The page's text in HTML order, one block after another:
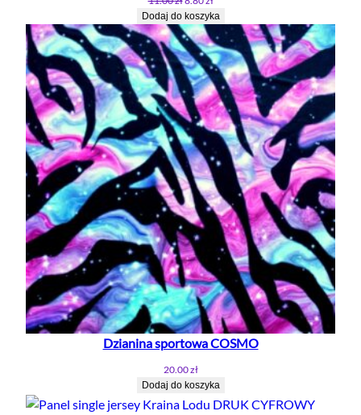
cena
wynosiła:
11.00 zł.
cena
wynosi:
8.80 zł.
Dodaj do koszyka
Dzianina sportowa COSMO
20.00zł
Dodaj do koszyka